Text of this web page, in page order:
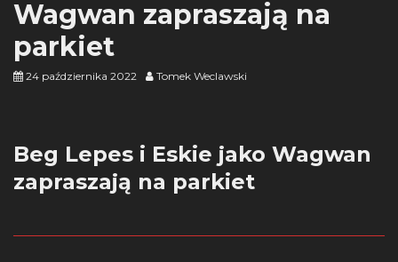
Wagwan zapraszają na
parkiet
24 października 2022 Tomek Weclawski
Beg Lepes i Eskie jako Wagwan
zapraszają na parkiet